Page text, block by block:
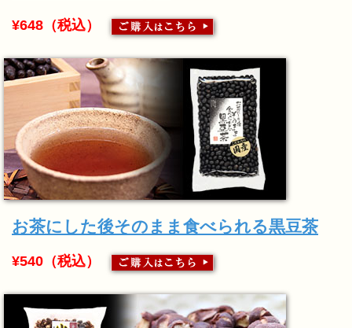
¥648（税込）
お茶にした後そのまま食べられる黒豆茶
¥540（税込）